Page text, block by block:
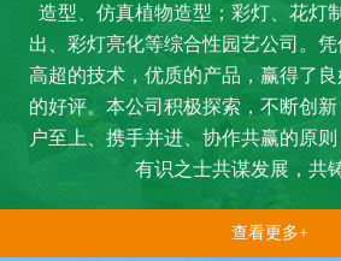
造型、仿真植物造型；彩灯、花灯
出、彩灯亮化等综合性园艺公司。凭
高超的技术，优质的产品，赢得了
的好评。本公司积极探索，不断创
户至上、携手并进、协作共赢的原
有识之士共谋发展，共
查看更多+